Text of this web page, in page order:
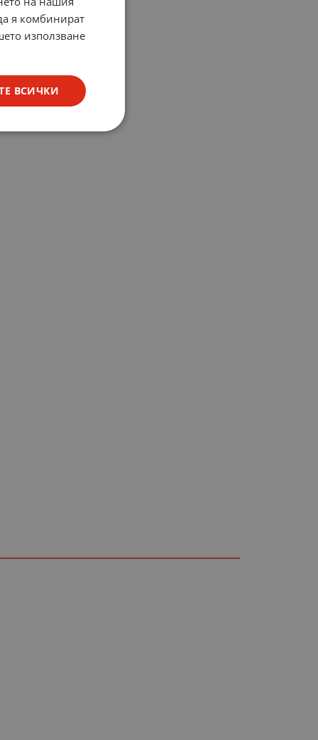
я комбинират
използване
ВСИЧКИ